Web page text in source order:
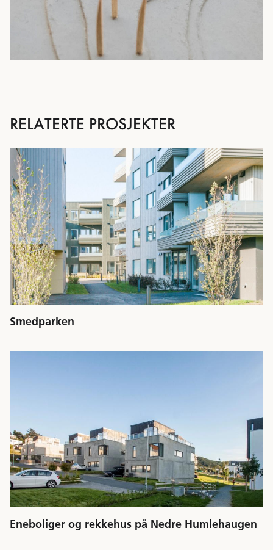
RELATERTE PROSJEKTER
Smedparken
Eneboliger og rekkehus på Nedre Humlehaugen